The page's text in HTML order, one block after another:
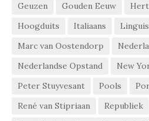
Geuzen
Gouden Eeuw
Hoogduits
Italiaans
Marc van Oostendorp
Nederlandse Opstand
New
Peter Stuyvesant
Pools
René van Stipriaan
Republiek